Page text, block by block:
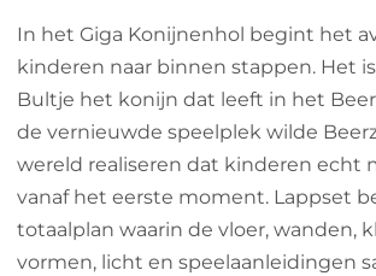
In het Giga Konijnenhol begint het
kinderen naar binnen stappen. Het
Bultje het konijn dat leeft in het
de vernieuwde speelplek wilde
wereld realiseren dat kinderen echt
vanaf het eerste moment. Lappset
totaalplan waarin de vloer, wanden,
vormen, licht en speelaanleidingen